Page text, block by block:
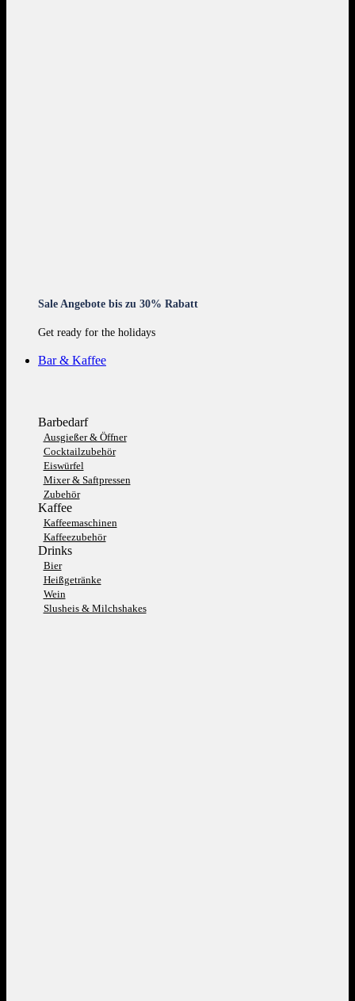
Sale Angebote bis zu 30% Rabatt
Get ready for the holidays
Bar & Kaffee
Barbedarf
Ausgießer & Öffner
Cocktailzubehör
Eiswürfel
Mixer & Saftpressen
Zubehör
Kaffee
Kaffeemaschinen
Kaffeezubehör
Drinks
Bier
Heißgetränke
Wein
Slusheis & Milchshakes